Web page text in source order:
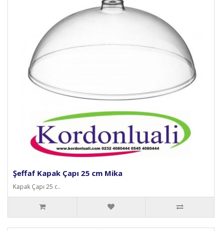
Şeffaf Kapak Çapı 25 cm Mika
Kapak Çapı 25 c..